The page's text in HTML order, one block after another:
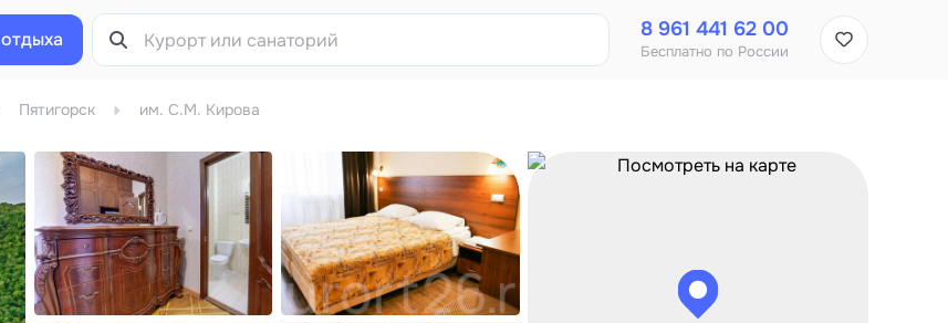
отдыха 8 961 441 62 00
Бесплатно по России
Пятигорск им. С.М. Кирова